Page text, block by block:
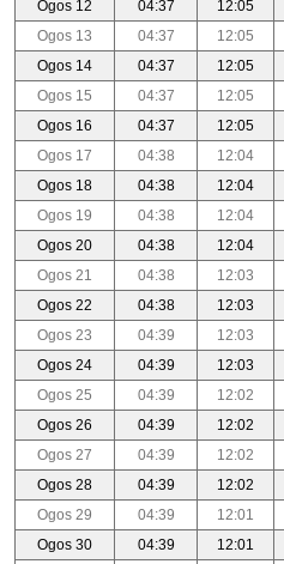
Ogos 12
04:37 12:05
Ogos 13
04:37 12:05
Ogos 14
04:37 12:05
Ogos 15
04:37 12:05
Ogos 16
04:37 12:05
Ogos 17
04:38 12:04
Ogos 18
04:38 12:04
Ogos 19
04:38 12:04
Ogos 20
04:38 12:04
Ogos 21
04:38 12:03
Ogos 22
04:38 12:03
Ogos 23
04:39 12:03
Ogos 24
04:39 12:03
Ogos 25
04:39 12:02
Ogos 26
04:39 12:02
Ogos 27
04:39 12:02
Ogos 28
04:39 12:02
Ogos 29
04:39 12:01
Ogos 30
04:39 12:01